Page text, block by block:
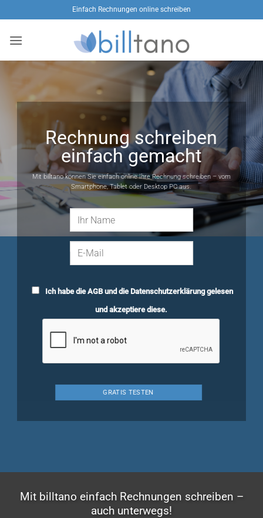
Inhalt
springen
Einfach Rechnungen online schreiben
Rechnung schreiben
einfach gemacht
Mit billtano können Sie einfach online Ihre Rechnung schreiben – vom
Smartphone, Tablet oder Desktop PC aus.
Ich habe dieAGBund die Datenschutzerklärunggelesen
und akzeptiere diese.
Mit billtano einfach Rechnungen schreiben –
auch unterwegs!